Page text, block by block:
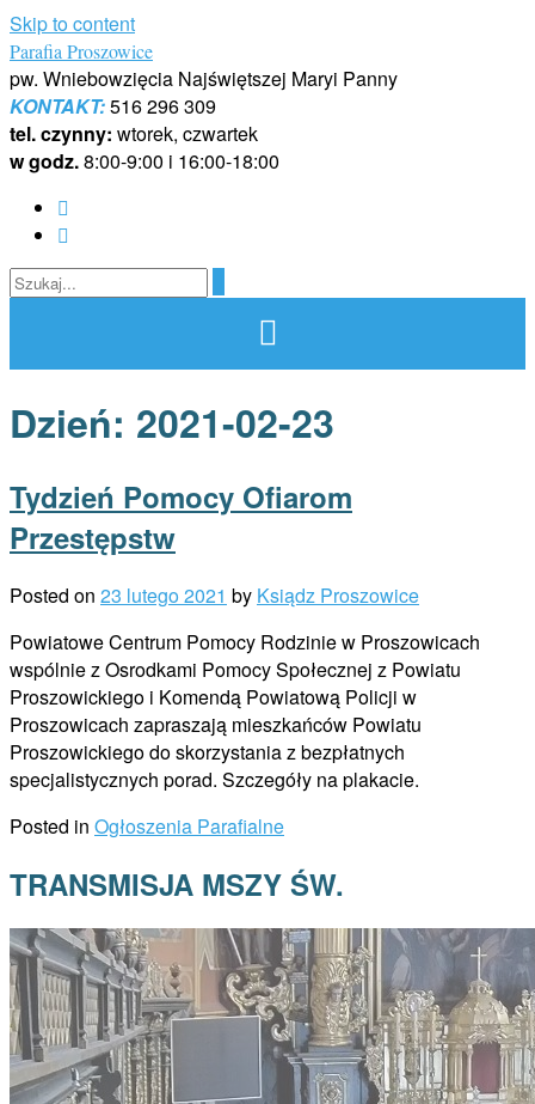
Skip to content
Parafia Proszowice
pw. Wniebowzięcia Najświętszej Maryi Panny
KONTAKT:516 296 309
tel. czynny: wtorek, czwartek
w godz.8:00-9:00 i 16:00-18:00
Dzień: 2021-02-23
Tydzień Pomocy Ofiarom
Przestępstw
Posted on 23 lutego 2021 by Ksiądz Proszowice
Powiatowe Centrum Pomocy Rodzinie w Proszowicach
wspólnie z Osrodkami Pomocy Społecznej z Powiatu
Proszowickiego i Komendą Powiatową Policji w
Proszowicach zapraszają mieszkańców Powiatu
Proszowickiego do skorzystania z bezpłatnych
specjalistycznych porad. Szczegóły na plakacie.
Posted in Ogłoszenia Parafialne
TRANSMISJA MSZY ŚW.